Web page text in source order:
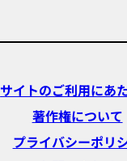
サイトのご利用にあ
著作権について
プライバシーポリ